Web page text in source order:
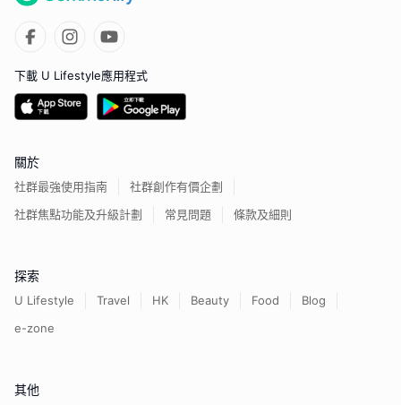
下載 U Lifestyle應用程式
關於
社群最強使用指南
社群創作有價企劃
社群焦點功能及升級計劃
常見問題 條款及細則
探索
U Lifestyle Travel HK Beauty Food
Blog
e-zone
其他